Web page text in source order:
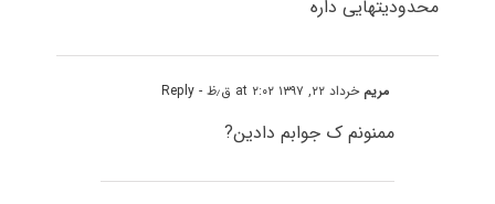
محدودیتهایی داره
مریم خرداد ۲۲, ۱۳۹۷ at ۲:۰۲ ق٫ظ - Reply
ممنونم ک جوابم دادین?